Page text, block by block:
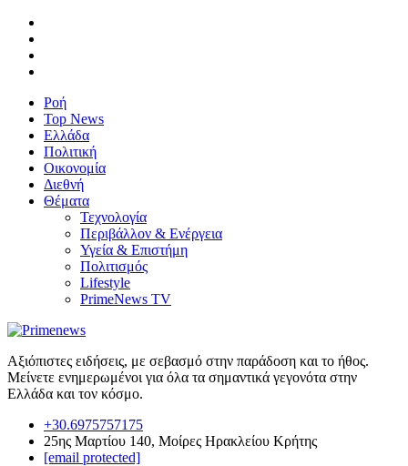
Ροή
Top News
Ελλάδα
Πολιτική
Οικονομία
Διεθνή
Θέματα
Τεχνολογία
Περιβάλλον & Ενέργεια
Υγεία & Επιστήμη
Πολιτισμός
Lifestyle
PrimeNews TV
Αξιόπιστες ειδήσεις, με σεβασμό στην παράδοση και το ήθος.
Μείνετε ενημερωμένοι για όλα τα σημαντικά γεγονότα στην
Ελλάδα και τον κόσμο.
+30.6975757175
25ης Μαρτίου 140, Μοίρες Ηρακλείου Κρήτης
[email protected]